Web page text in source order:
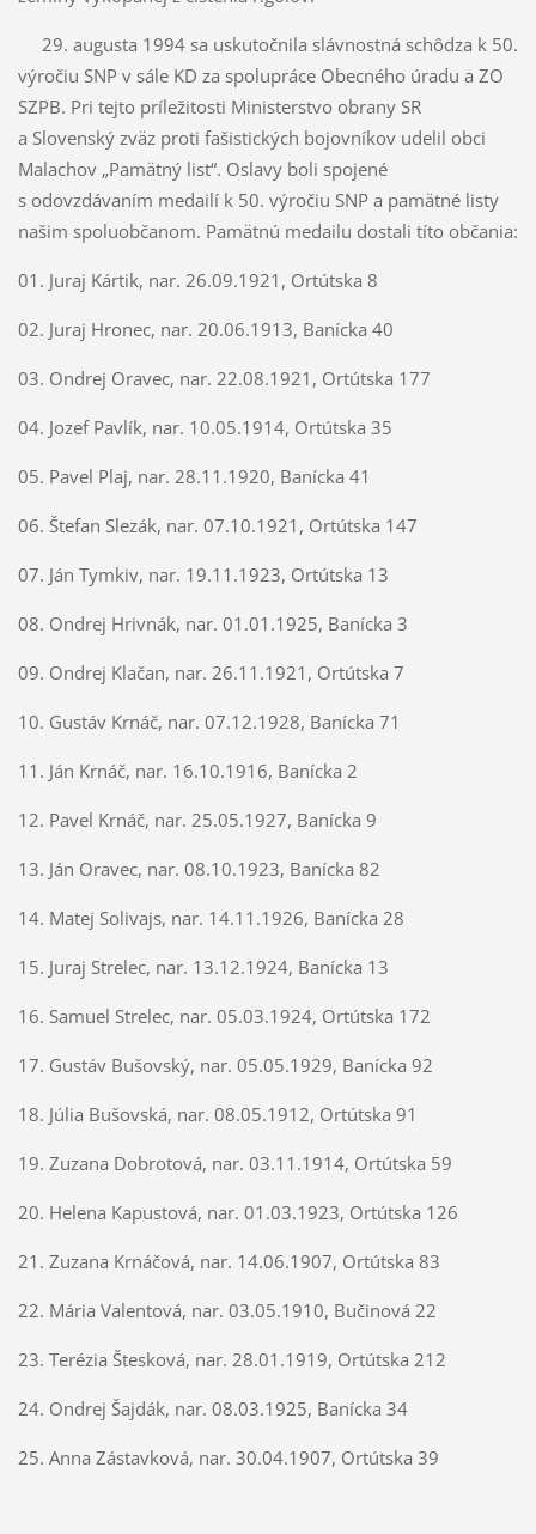
29. augusta 1994 sa uskutočnila slávnostná schôdza k 50.
výročiu SNP v sále KD za spolupráce Obecného úradu a ZO
SZPB. Pri tejto príležitosti Ministerstvo obrany SR
a Slovenský zväz proti fašistických bojovníkov udelil obci
Malachov „Pamätný list“. Oslavy boli spojené
s odovzdávaním medailí k 50. výročiu SNP a pamätné listy
našim spoluobčanom. Pamätnú medailu dostali títo občania:
01. Juraj Kártik, nar. 26.09.1921, Ortútska 8
02. Juraj Hronec, nar. 20.06.1913, Banícka 40
03. Ondrej Oravec, nar. 22.08.1921, Ortútska 177
04. Jozef Pavlík, nar. 10.05.1914, Ortútska 35
05. Pavel Plaj, nar. 28.11.1920, Banícka 41
06. Štefan Slezák, nar. 07.10.1921, Ortútska 147
07. Ján Tymkiv, nar. 19.11.1923, Ortútska 13
08. Ondrej Hrivnák, nar. 01.01.1925, Banícka 3
09. Ondrej Klačan, nar. 26.11.1921, Ortútska 7
10. Gustáv Krnáč, nar. 07.12.1928, Banícka 71
11. Ján Krnáč, nar. 16.10.1916, Banícka 2
12. Pavel Krnáč, nar. 25.05.1927, Banícka 9
13. Ján Oravec, nar. 08.10.1923, Banícka 82
14. Matej Solivajs, nar. 14.11.1926, Banícka 28
15. Juraj Strelec, nar. 13.12.1924, Banícka 13
16. Samuel Strelec, nar. 05.03.1924, Ortútska 172
17. Gustáv Bušovský, nar. 05.05.1929, Banícka 92
18. Júlia Bušovská, nar. 08.05.1912, Ortútska 91
19. Zuzana Dobrotová, nar. 03.11.1914, Ortútska 59
20. Helena Kapustová, nar. 01.03.1923, Ortútska 126
21. Zuzana Krnáčová, nar. 14.06.1907, Ortútska 83
22. Mária Valentová, nar. 03.05.1910, Bučinová 22
23. Terézia Štesková, nar. 28.01.1919, Ortútska 212
24. Ondrej Šajdák, nar. 08.03.1925, Banícka 34
25. Anna Zástavková, nar. 30.04.1907, Ortútska 39